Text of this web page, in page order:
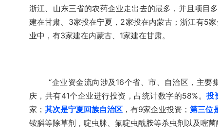
浙江、山东三省的农药企业走出去的最多，并且项目
建在甘肃、3家投在宁夏，2家投在内蒙古；浙江有5
业中，有3家建在内蒙古、1家建在甘肃。
“企业资金流向涉及16个省、市、自治区，主
庆，共有41个企业进行投资，占统计数字的58%。投
家；其次是宁夏回族自治区 ，有9家企业投资；第三位
铵膦等除草剂，啶虫脒、氟啶虫酰胺等杀虫剂以及嘧